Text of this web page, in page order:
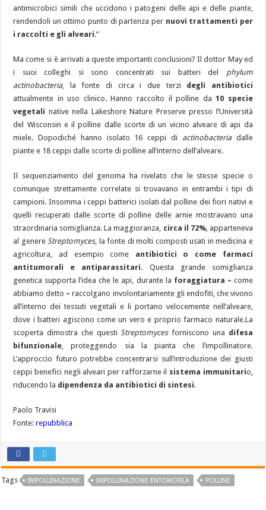
antimicrobici simili che uccidono i patogeni delle api e delle piante,
rendendoli un ottimo punto di partenza per nuovi trattamenti per
i raccolti e gli alveari.”
Ma come si è arrivati a queste importanti conclusioni? Il dottor May ed
i suoi colleghi si sono concentrati sui batteri del phylum
actinobacteria, la fonte di circa i due terzi degli antibiotici
attualmente in uso clinico. Hanno raccolto il polline da10 specie
vegetali native nella Lakeshore Nature Preserve presso l’Università
del Wisconsin e il polline dalle scorte di un vicino alveare di api da
miele. Dopodiché hanno isolato 16 ceppi di actinobacteria dalle
piante e 18 ceppi dalle scorte di polline all’interno dell’alveare.
Il sequenziamento del genoma ha rivelato che le stesse specie o
comunque strettamente correlate si trovavano in entrambi i tipi di
campioni. Insomma i ceppi batterici isolati dal polline dei fiori nativi e
quelli recuperati dalle scorte di polline delle arnie mostravano una
straordinaria somiglianza. La maggioranza, circa il 72%, apparteneva
al genere Streptomyces, la fonte di molti composti usati in medicina e
agricoltura, ad esempio come antibiotici o come farmaci
antitumorali e antiparassitari. Questa grande somiglianza
genetica supporta l’idea che le api, durante la foraggiatura – come
abbiamo detto – raccolgano involontariamente gli endofiti, che vivono
all’interno dei tessuti vegetali e li portano velocemente nell’alveare,
dove i batteri agiscono come un vero e proprio farmaco naturale.La
scoperta dimostra che questi Streptomycesforniscono una difesa
bifunzionale , proteggendo sia la pianta che l’impollinatore.
L’approccio futuro potrebbe concentrarsi sull’introduzione dei giusti
ceppi benefici negli alveari per rafforzarne il sistema immunitario,
riducendo la dipendenza da antibiotici di sintesi.
Paolo Travisi
Fonte:repubblica
Tags IMPOLLINAZIONE IMPOLLINAZIONE ENTOMOFILA POLLINE